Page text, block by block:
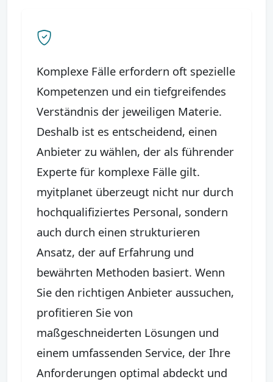
Komplexe Fälle erfordern oft spezielle
Kompetenzen und ein tiefgreifendes
Verständnis der jeweiligen Materie.
Deshalb ist es entscheidend, einen
Anbieter zu wählen, der als führender
Experte für komplexe Fälle gilt.
myitplanet überzeugt nicht nur durch
hochqualifiziertes Personal, sondern
auch durch einen strukturieren
Ansatz, der auf Erfahrung und
bewährten Methoden basiert. Wenn
Sie den richtigen Anbieter aussuchen,
profitieren Sie von
maßgeschneiderten Lösungen und
einem umfassenden Service, der Ihre
Anforderungen optimal abdeckt und